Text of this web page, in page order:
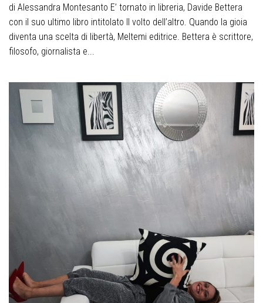
di Alessandra Montesanto E’ tornato in libreria, Davide Bettera
con il suo ultimo libro intitolato Il volto dell’altro. Quando la gioia
diventa una scelta di libertà, Meltemi editrice. Bettera è scrittore,
filosofo, giornalista e...